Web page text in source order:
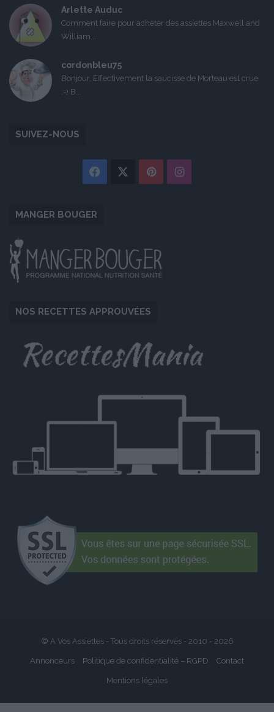
Arlette Auduc
Comment faire pour acheter des assiettes Maxwell and
William...
cordonbleu75
Bonjour, Effectivement la saucisse de Morteau est crue
:-) B...
SUIVEZ-NOUS
Facebook PinterestInstagram
MANGER BOUGER
NOS RECETTES APPROUVÉES
© A Vos Assiettes - Tous droits réservés - 2010 - 2026
Annonceurs Politique de confidentialité – RGPD Contact
Mentions légales